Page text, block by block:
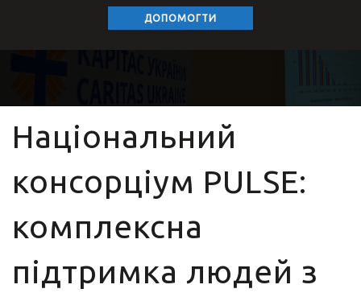
ДОПОМОГТИ
Національний
консорціум PULSE:
комплексна
підтримка людей з